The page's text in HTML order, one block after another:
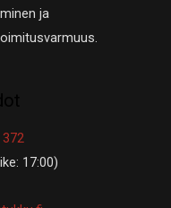
ja
372
17:00)